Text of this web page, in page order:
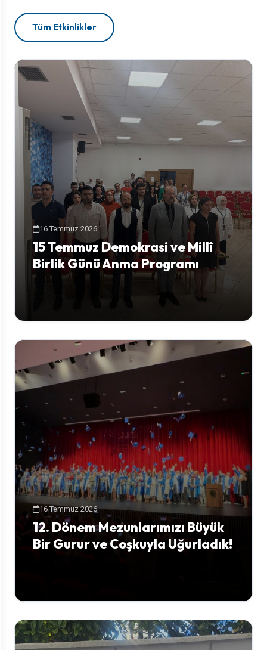
Tüm Etkinlikler
16 Temmuz 2026
15 Temmuz Demokrasi ve Millî
Birlik Günü Anma Programı
16 Temmuz 2026
12. Dönem Mezunlarımızı Büyük
Bir Gurur ve Coşkuyla Uğurladık!